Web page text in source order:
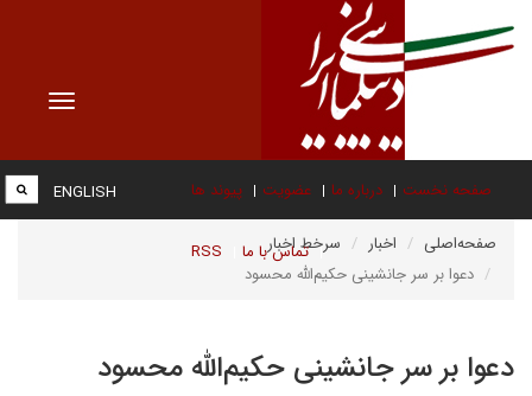
Toggle
صفحه نخست درباره ما عضویت پیوند ها
تماس با ما RSS
ENGLISH
صفحه‌اصلی اخبار
سرخط اخبار
دعوا بر سر جانشینی حکیم‌الله محسود
دعوا بر سر جانشینی حکیم‌الله محسود